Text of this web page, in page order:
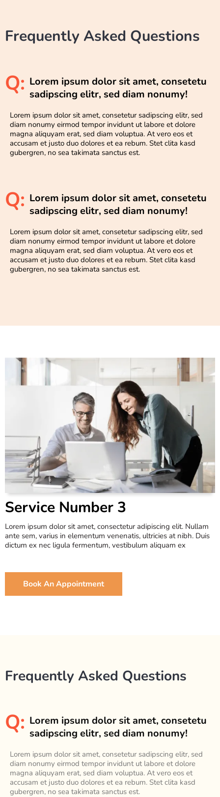
Frequently Asked Questions
Q: Lorem ipsum dolor sit amet, consetetu
sadipscing elitr, sed diam nonumy!
Lorem ipsum dolor sit amet, consetetur sadipscing elitr, sed
diam nonumy eirmod tempor invidunt ut labore et dolore
magna aliquyam erat, sed diam voluptua. At vero eos et
accusam et justo duo dolores et ea rebum. Stet clita kasd
gubergren, no sea takimata sanctus est.
Q: Lorem ipsum dolor sit amet, consetetu
sadipscing elitr, sed diam nonumy!
Lorem ipsum dolor sit amet, consetetur sadipscing elitr, sed
diam nonumy eirmod tempor invidunt ut labore et dolore
magna aliquyam erat, sed diam voluptua. At vero eos et
accusam et justo duo dolores et ea rebum. Stet clita kasd
gubergren, no sea takimata sanctus est.
Service Number 3
Lorem ipsum dolor sit amet, consectetur adipiscing elit. Nullam
ante sem, varius in elementum venenatis, ultricies at nibh. Duis
dictum ex nec ligula fermentum, vestibulum aliquam ex
Book An Appointment
Frequently Asked Questions
Q: Lorem ipsum dolor sit amet, consetetu
sadipscing elitr, sed diam nonumy!
Lorem ipsum dolor sit amet, consetetur sadipscing elitr, sed
diam nonumy eirmod tempor invidunt ut labore et dolore
magna aliquyam erat, sed diam voluptua. At vero eos et
accusam et justo duo dolores et ea rebum. Stet clita kasd
gubergren, no sea takimata sanctus est.